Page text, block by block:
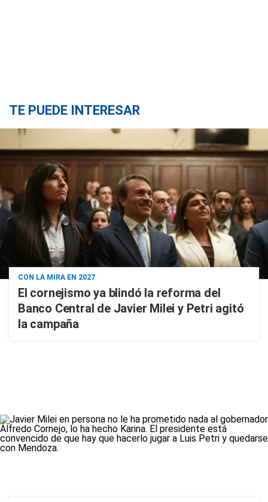
TE PUEDE INTERESAR
CON LA MIRA EN 2027
El cornejismo ya blindó la reforma del
Banco Central de Javier Milei y Petri agitó
la campaña